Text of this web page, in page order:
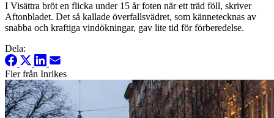
I Visättra bröt en flicka under 15 år foten när ett träd föll, skriver
Aftonbladet. Det så kallade överfallsvädret, som kännetecknas av
snabba och kraftiga vindökningar, gav lite tid för förberedelse.
Dela:
Fler från Inrikes